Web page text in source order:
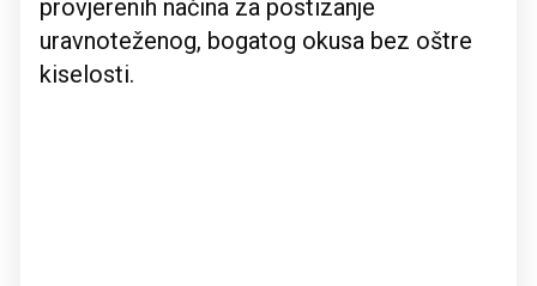
provjerenih načina za postizanje
uravnoteženog, bogatog okusa bez oštre
kiselosti.